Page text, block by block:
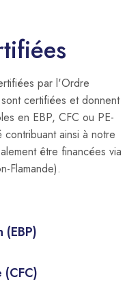
par l'Ordre
certifiées et donnent
en EBP, CFC ou PE-
ainsi à notre
être financées via
Flamande).